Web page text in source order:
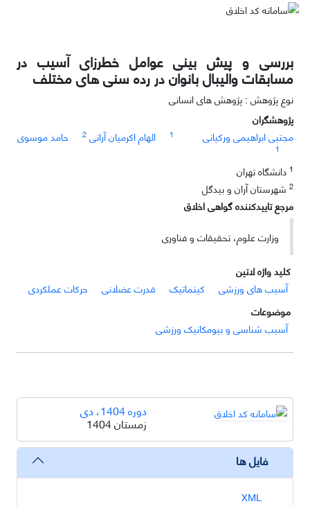
بررسی و پیش بینی عوامل خطرزای آسیب در
مسابقات والیبال بانوان در رده سنی های مختلف
نوع پژوهش : پژوهش های انسانی
پژوهشگران
مجتبی ابراهیمی ورکیانی
1 الهام اکرمیان آرانی 2 حامد موسوی
1
1 دانشگاه تهران
2 شهرستان آران و بیدگل
مرجع تاییدکننده گواهی اخلاق
وزارت علوم، تحقیقات و فناوری
کلید واژه لاتین
آسیب های ورزشی
کینماتیک قدرت عضلانی
حرکات عملکردی
موضوعات
آسیب شناسی و بیومکانیک ورزشی
دوره 1404، دی
زمستان 1404
فایل ها
XML